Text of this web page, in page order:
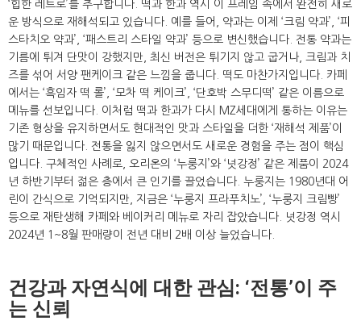
‘힙한 레트로’를 추구합니다. 떡과 한과 역시 이 프레임 속에서 완전히 새로
운 방식으로 재해석되고 있습니다. 예를 들어, 약과는 이제 ‘크림 약과’, ‘피
스타치오 약과’, ‘패스트리 스타일 약과’ 등으로 변신했습니다. 전통 약과는
기름에 튀겨 단맛이 강했지만, 최신 버전은 튀기지 않고 굽거나, 크림과 치
즈를 섞어 서양 팬케이크 같은 느낌을 줍니다. 떡도 마찬가지입니다. 카페
에서는 ‘흑임자 떡 롤’, ‘모차 떡 케이크’, ‘단호박 스무디떡’ 같은 이름으로
메뉴를 선보입니다. 이처럼 떡과 한과가 다시 MZ세대에게 통하는 이유는
기존 형상을 유지하면서도 현대적인 맛과 스타일을 더한 ‘재해석 제품’이
많기 때문입니다. 전통을 잃지 않으면서도 새로운 경험을 주는 점이 핵심
입니다. 구체적인 사례로, 오리온의 ‘누룽지’와 ‘넛강정’ 같은 제품이 2024
년 하반기부터 젊은 층에서 큰 인기를 끌었습니다. 누룽지는 1980년대 어
린이 간식으로 기억되지만, 지금은 ‘누룽지 프라푸치노’, ‘누룽지 크림빵’
등으로 재탄생해 카페와 베이커리 메뉴로 자리 잡았습니다. 넛강정 역시
2024년 1~8월 판매량이 전년 대비 2배 이상 늘었습니다.
건강과 자연식에 대한 관심: ‘전통’이 주
는 신뢰